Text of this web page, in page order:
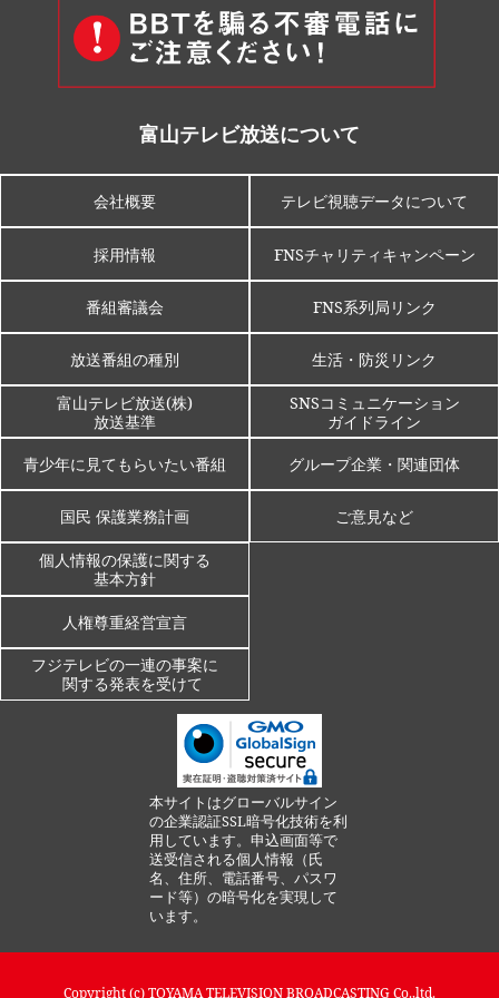
富山テレビ放送について
会社概要
採用情報
番組審議会
放送番組の種別
富山テレビ放送(株)
放送基準
青少年に見てもらいたい番組
国民 保護業務計画
個人情報の保護に関する
基本方針
人権尊重経営宣言
フジテレビの一連の事案に
関する発表を受けて
テレビ視聴データについて
FNSチャリティキャンペーン
FNS系列局リンク
生活・防災リンク
SNSコミュニケーション
ガイドライン
グループ企業・関連団体
ご意見など
本サイトはグローバルサイン
の企業認証SSL暗号化技術を利
用しています。申込画面等で
送受信される個人情報（氏
名、住所、電話番号、パスワ
ード等）の暗号化を実現して
います。
Copyright (c)TOYAMA TELEVISION BROADCASTINGCo.,ltd.